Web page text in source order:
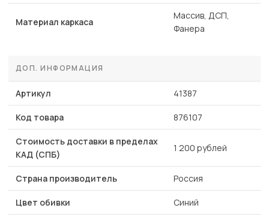
Материал каркаса
Массив, ДСП,
Фанера
ДОП. ИНФОРМАЦИЯ
Артикул 41387
Код товара 876107
Стоимость доставки в пределах
КАД (СПБ)
1 200 рублей
Страна производитель Россия
Цвет обивки Синий